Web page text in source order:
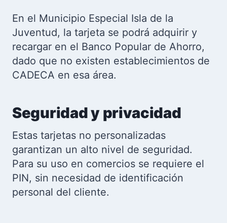
En el Municipio Especial Isla de la
Juventud, la tarjeta se podrá adquirir y
recargar en el Banco Popular de Ahorro,
dado que no existen establecimientos de
CADECA en esa área.
Seguridad y privacidad
Estas tarjetas no personalizadas
garantizan un alto nivel de seguridad.
Para su uso en comercios se requiere el
PIN, sin necesidad de identificación
personal del cliente.